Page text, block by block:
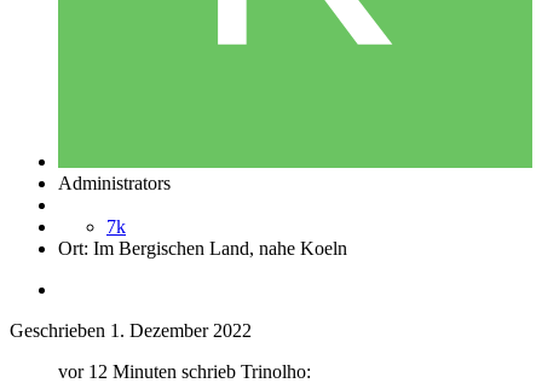
Administrators
7k
Ort: Im Bergischen Land, nahe Koeln
Geschrieben 1. Dezember 2022
vor 12 Minuten schrieb Trinolho: